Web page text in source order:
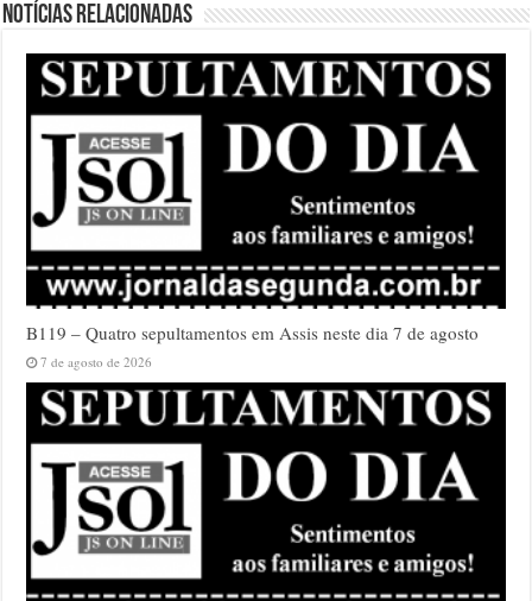
Notícias relacionadas
B119 – Quatro sepultamentos em Assis neste dia 7 de agosto
7 de agosto de 2026